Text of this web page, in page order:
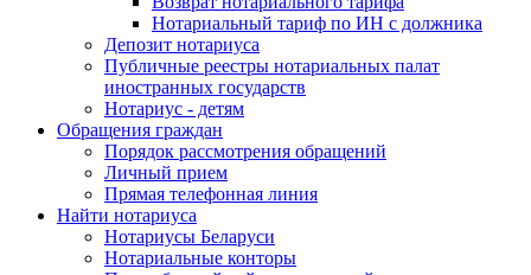
Нотариальный тариф по ИН с должника
Депозит нотариуса
Публичные реестры нотариальных палат
иностранных государств
Нотариус - детям
Обращения граждан
Порядок рассмотрения обращений
Личный прием
Прямая телефонная линия
Найти нотариуса
Нотариусы Беларуси
Нотариальные конторы